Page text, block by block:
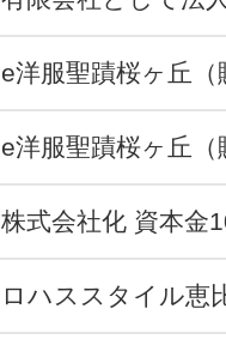
e洋服聖蹟桜ヶ丘
e洋服聖蹟桜ヶ丘
株式会社化 資本金
ロハススタイル恵